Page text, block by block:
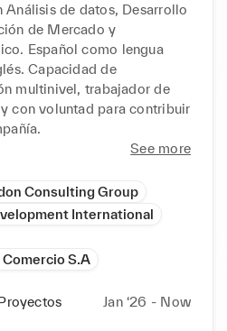
Análisis de datos, Desarrollo
de Mercado y
Español como lengua
Capacidad de
multinivel, trabajador de
con voluntad para contribuir
See more
Consulting Group
International
S.A
Jan ‘26 - Now